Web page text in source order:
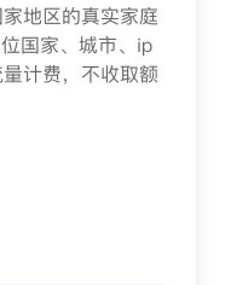
地区的真实家庭
国家、城市、ip
计费，不收取额